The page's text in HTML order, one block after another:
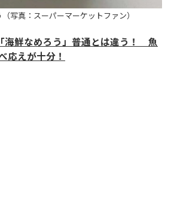
写真：スーパーマーケットファン）
海鮮なめろう」普通とは違う！ 魚
応えが十分！